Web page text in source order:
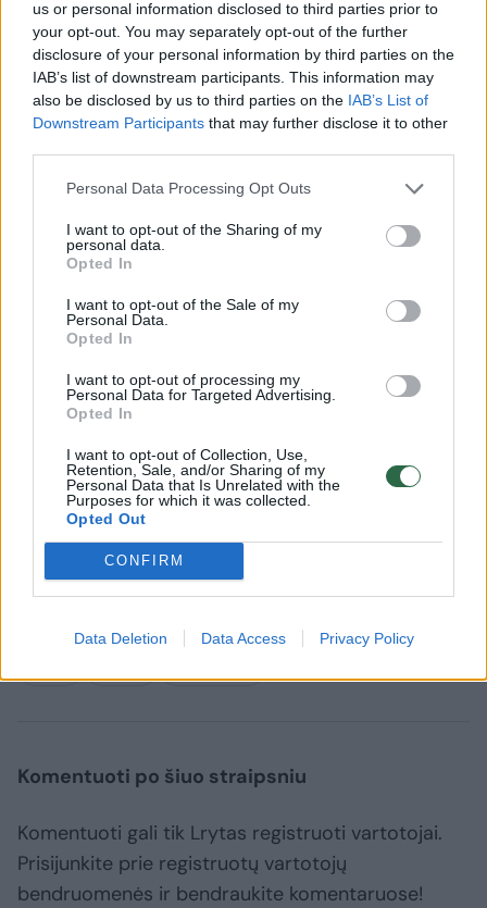
us or personal information disclosed to third parties prior to
your opt-out. You may separately opt-out of the further
disclosure of your personal information by third parties on the
IAB’s list of downstream participants. This information may
also be disclosed by us to third parties on the IAB’s List of
Downstream Participants that may further disclose it to other
Personal Data Processing Opt Outs
I want to opt-out of the Sharing of my
personal data.
Opted In
I want to opt-out of the Sale of my
Personal Data.
Opted In
I want to opt-out of processing my
Personal Data for Targeted Advertising.
Opted In
I want to opt-out of Collection, Use,
Retention, Sale, and/or Sharing of my
Personal Data that Is Unrelated with the
Purposes for which it was collected.
Opted Out
CONFIRM
Data Deletion Data Access Privacy Policy
pietiniame Silezijos anglių kasybos regione,
kur liga išplito tarp vietos kasyklų darbininkų.
Išvakarėse šalyje buvo patvirtinta 726 nauji
COVID-19 atvejai, o dieną prieš – 640.
Penktadienį ryte Lenkijos ligoninėse
tebebuvo gydomi 1 928 koronavirusu
užsikrėtę pacientai; 73 iš jų reikalingas
dirbtinis plaučių ventiliavimas.
Bendras pasveikusiųjų skaičius padidėjo iki
ministerija.
Komentuoti po šiuo straipsniu
Komentuoti gali tik Lrytas registruoti vartotojai.
Prisijunkite prie registruotų vartotojų
bendruomenės ir bendraukite komentaruose!